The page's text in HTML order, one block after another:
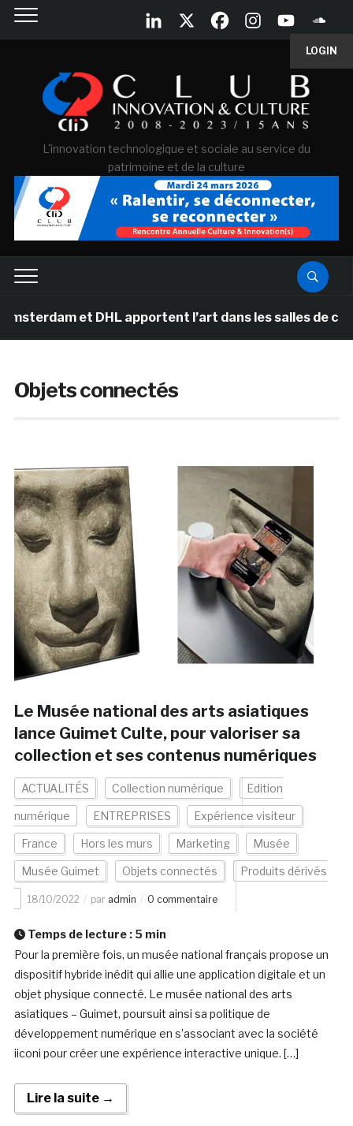
LOGIN
L'innovation technologique et sociale au service du
patrimoine et de la culture
et DHL apportent l’art dans les salles de classe des
Objets connectés
Le Musée national des arts asiatiques
lance Guimet Culte, pour valoriser sa
collection et ses contenus numériques
ACTUALITÉS Collection numérique Edition
numérique ENTREPRISES Expérience visiteur
France Hors les murs Marketing Musée
Musée Guimet Objets connectés Produits dérivés
18/10/2022 par admin 0 commentaire
Temps de lecture : 5 min
Pour la première fois, un musée national français propose un
dispositif hybride inédit qui allie une application digitale et un
objet physique connecté. Le musée national des arts
asiatiques – Guimet, poursuit ainsi sa politique de
développement numérique en s’associant avec la société
iiconi pour créer une expérience interactive unique. […]
Lire la suite →